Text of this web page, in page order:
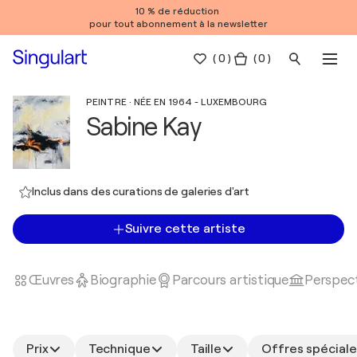
10 % de réduction
pour tout abonnement à la newsletter
(0 ) ( 0 )
PEINTRE · NÉE EN 1964 - LUXEMBOURG
Sabine Kay
Inclus dans des curations de galeries d'art
Suivre cette artiste
Œuvres Biographie Parcours artistique
Prix Technique Taille Offres